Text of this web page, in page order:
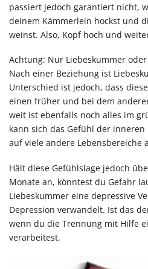
passiert jedoch garantiert nicht,
deinem Kämmerlein hockst und
weinst. Also, Kopf hoch und
Achtung: Nur Liebeskummer
Nach einer Beziehung ist
Unterschied ist jedoch, dass
einen früher und bei dem
weit ist ebenfalls noch alles im
kann sich das Gefühl der
auf viele andere Lebensbereiche
Hält diese Gefühlslage jedoch
Monate an, könntest du Gefahr
Liebeskummer eine depressive
Depression verwandelt. Ist das
wenn du die Trennung mit Hilfe
verarbeitest.